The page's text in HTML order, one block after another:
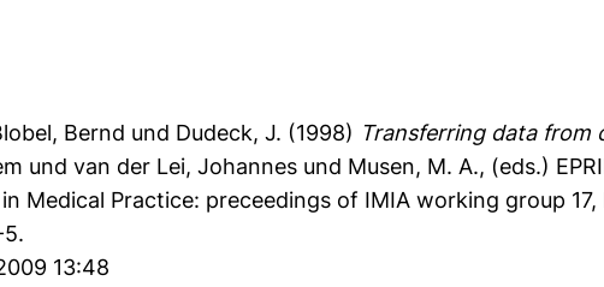
Bernd und Dudeck, J. (1998) Transferring data from
undvan der Lei, Johannes und Musen, M. A., (eds.)
Medical Practice: preceedings of IMIA working group
13:48